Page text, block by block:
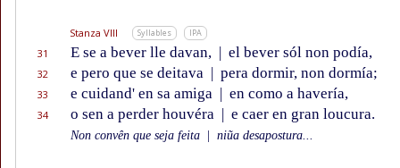
Stanza VIII Syllables IPA
31 E se a bever lle davan, | el bever sól non podía,
32 e pero que se deitava | pera dormir, non dormía;
33 e cuidand' en sa amiga | en como a havería,
34 o sen a perder houvéra | e caer en gran loucura.
Non convên que seja feita niũa desapostura...